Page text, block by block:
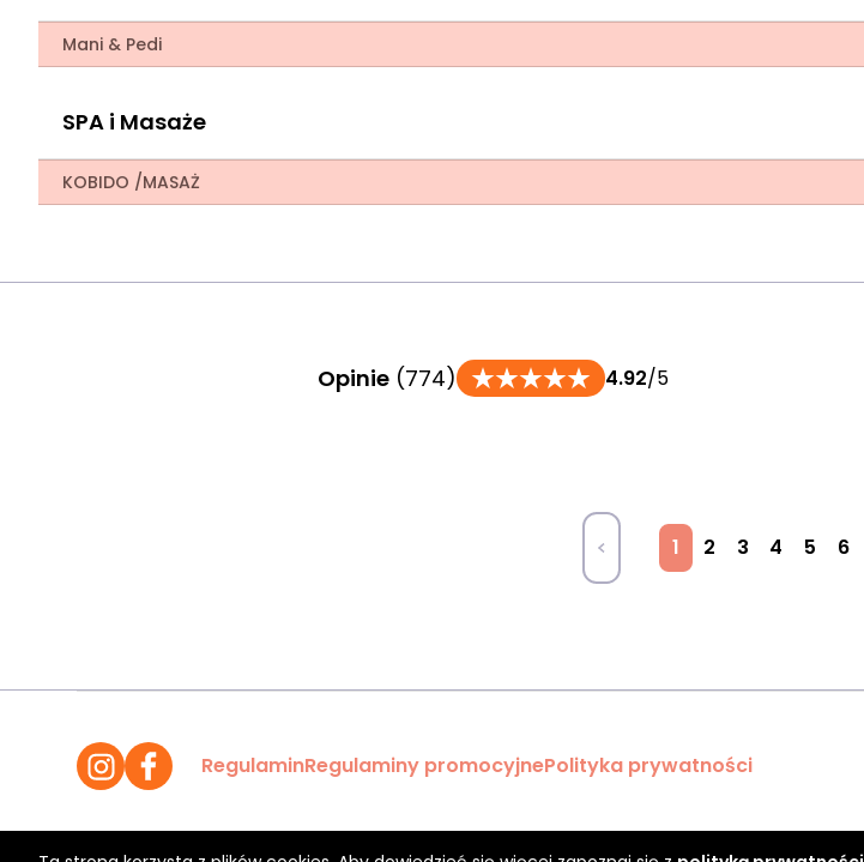
Mani & Pedi
SPA i Masaże
KOBIDO /MASAŻ
Opinie (774) 4.92/5
1 2 3 4 5 6
RegulaminRegulaminy promocyjnePolityka prywatności